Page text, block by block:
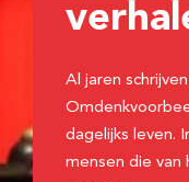
Al jaren
dagelijks leven.
mensen die van